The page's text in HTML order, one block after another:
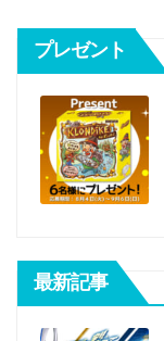
シ
ョ
ン
プレゼント
最新記事